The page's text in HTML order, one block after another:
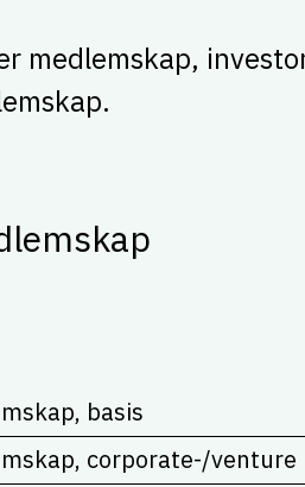
medlemskap,
basis
corporate-/venture